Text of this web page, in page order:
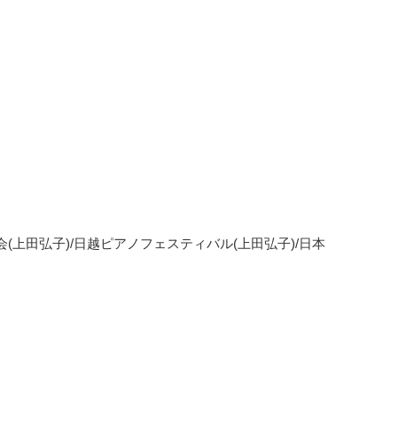
上田弘子)/日越ピアノフェスティバル(上田弘子)/日本